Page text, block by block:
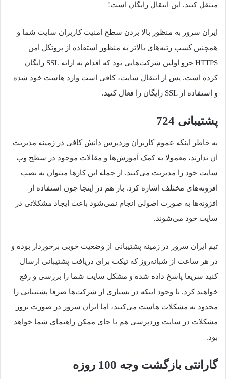
منتقل کنند. این انتقال رایگان است!
ایران سرور به منظور بالا بردن سطح امنیت کاربران سایت شما و
همچنین کسب رتبه‌های بالاتر به منظور استفاده از پروتکل امن
HTTPS جزو اولین شرکت‌هایی بود که اقدام به ارائه SSL رایگان
کرده است. پس از انتقال سایت، کافی است وارد هاست خود شده
و استفاده از SSL رایگان را فعال کنید.
پشتیبانی 724
به خاطر اینکه عموم کاربران وردپرس دانش کافی در زمینه مدیریت
آن ندارند، معمولا به کمک آموزش‌ها و مقالات موجود در سطح وب
سایت خود را مدیریت می‌کنند. از جمله این کارها میتوان به نصب
افزونه‌های مختلف اشاره کرد. باز هم در اینجا چون استفاده از
افزونه‌ها به صورت اصولی انجام نمی‌شود باعث ایجاد مشکلاتی در
سایت خود می‌شوند.
تیم ایران سرور در زمینه پشتیبانی از وضعیت خوبی برخوردار بوده و
در هر ساعت از شبانه‌روز که تیکت برای دریافت پشتیبانی ارسال
کنید سریعا پاسخ داده شده و مشکل سایت شما را بررسی و رفع
خواهند کرد. با وجود اینکه در بسیاری از شرکت‌ها صرفا پشتیبانی را
محدود به مشکلات هاست می‌کنند، اما ایران سرور در صورت بروز
مشکلات در سایت وردپرسی هم تا جای ممکن راهنمای شما خواهد
بود.
گارانتی بازگشت وجه 100 روزه